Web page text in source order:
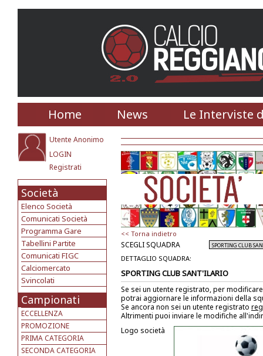
Home News Le Interviste
Utente Anonimo
LOGIN
Registrati
Società
Elenco Società
Comunicati Società
Programma Gare
Tabellini Partite
Comunicati FIGC
Calciomercato
Svincolati
Campionati
ECCELLENZA
PROMOZIONE
PRIMA CATEGORIA
SECONDA CATEGORIA
<< Torna indietro
SCEGLI SQUADRA
DETTAGLIO SQUADRA:
SPORTING CLUB SANT'ILARIO
Se sei un utente registrato, per
potrai aggiornare le informazioni della
Se ancora non sei un utente registrato
Altrimenti puoi inviare le modifiche
Logo società